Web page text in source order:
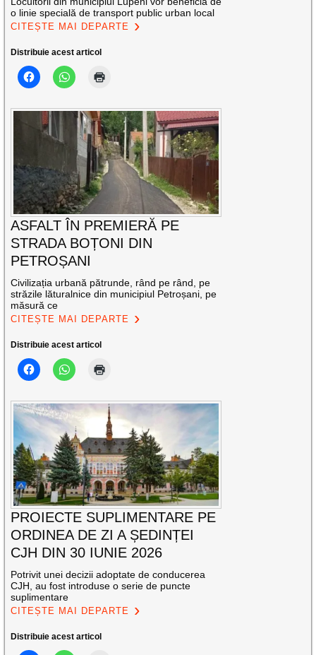
o linie specială de transport public urban local
CITEȘTE MAI DEPARTE
Distribuie acest articol
ASFALT ÎN PREMIERĂ PE
STRADA BOȚONI DIN
PETROȘANI
Civilizația urbană pătrunde, rând pe rând, pe
străzile lăturalnice din municipiul Petroșani, pe
măsură ce
CITEȘTE MAI DEPARTE
Distribuie acest articol
PROIECTE SUPLIMENTARE PE
ORDINEA DE ZI A ȘEDINȚEI
CJH DIN 30 IUNIE 2026
Potrivit unei decizii adoptate de conducerea
CJH, au fost introduse o serie de puncte
suplimentare
CITEȘTE MAI DEPARTE
Distribuie acest articol